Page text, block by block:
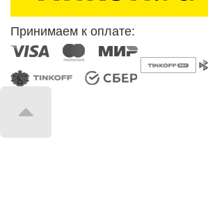
Принимаем к оплате: